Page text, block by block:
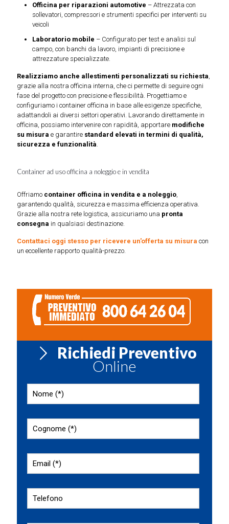
Officina per riparazioni automotive – Attrezzata con
sollevatori, compressori e strumenti specifici per interventi su
veicoli
Laboratorio mobile – Configurato per test e analisi sul
campo, con banchi da lavoro, impianti di precisione e
attrezzature specializzate.
Realizziamo anche allestimenti personalizzati su richiesta
grazie alla nostra officina interna, che ci permette di seguire ogni
fase del progetto con precisione e flessibilità. Progettiamo e
configuriamo i container officina in base alle esigenze specifiche,
adattandoli ai diversi settori operativi. Lavorando direttamente in
officina, possiamo intervenire con rapidità, apportare modifiche
su misura e garantire standard elevati in termini di qualità,
sicurezza e funzionalità
Container ad uso officina a noleggio e in vendita
Offriamo container officina in vendita e a noleggio
garantendo qualità, sicurezza e massima efficienza operativa.
Grazie alla nostra rete logistica, assicuriamo una pronta
consegna in qualsiasi destinazione.
Contattaci oggi stesso per ricevere un'offerta su misura con
un eccellente rapporto qualità-prezzo.
Richiedi Preventivo
Online